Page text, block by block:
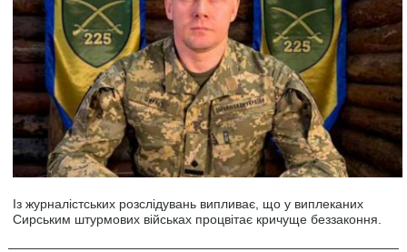
Із журналістських розслідувань випливає, що у виплеканих
Сирським штурмових військах процвітає кричуще беззаконня.